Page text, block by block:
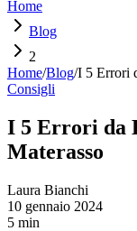
Home
Blog
2
Home/Blog/I 5 Errori
Consigli
I 5 Errori da
Materasso
Laura Bianchi
10 gennaio 2024
5 min